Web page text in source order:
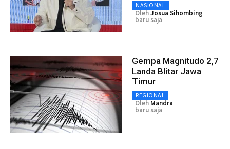
NASIONAL
OlehJosua Sihombing
baru saja
Gempa Magnitudo 2,7
Landa Blitar Jawa
Timur
REGIONAL
Oleh Mandra
baru saja